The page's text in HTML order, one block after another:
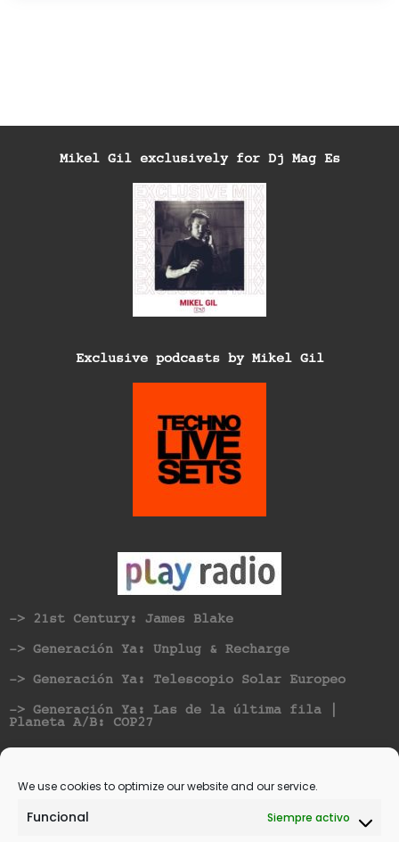
We use cookies to optimize our website and our service.
Funcional Siempre activo
Mikel Gil exclusively for Dj Mag Es
Exclusive podcasts by Mikel Gil
-> 21st Century: James Blake
-> Generación Ya: Unplug & Recharge
-> Generación Ya: Telescopio Solar Europeo
-> Generación Ya: Las de la última fila |
Planeta A/B: COP27
Vicious Music Awards